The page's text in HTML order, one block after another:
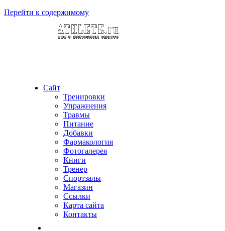
Перейти к содержимому
Сайт
Тренировки
Упражнения
Травмы
Питание
Добавки
Фармакология
Фотогалерея
Книги
Тренер
Спортзалы
Магазин
Ссылки
Карта сайта
Контакты